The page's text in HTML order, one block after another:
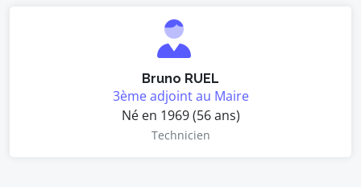
Bruno RUEL
3ème adjoint au Maire
Né en 1969 (56 ans)
Technicien